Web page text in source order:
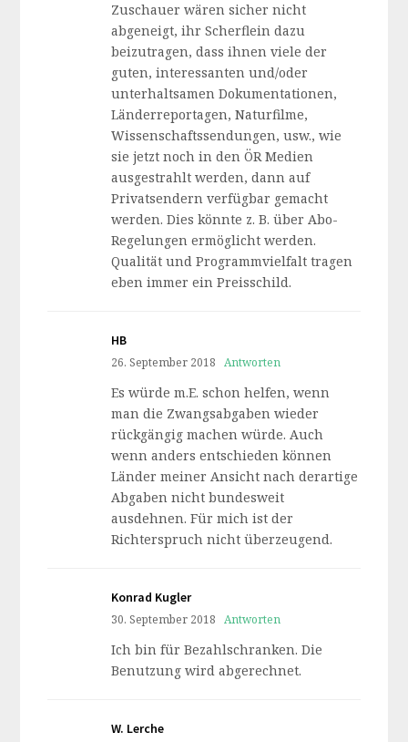
Zuschauer wären sicher nicht
abgeneigt, ihr Scherflein dazu
beizutragen, dass ihnen viele der
guten, interessanten und/oder
unterhaltsamen Dokumentationen,
Länderreportagen, Naturfilme,
Wissenschaftssendungen, usw., wie
sie jetzt noch in den ÖR Medien
ausgestrahlt werden, dann auf
Privatsendern verfügbar gemacht
werden. Dies könnte z. B. über Abo-
Regelungen ermöglicht werden.
Qualität und Programmvielfalt tragen
eben immer ein Preisschild.
HB
26. September 2018 Antworten
Es würde m.E. schon helfen, wenn
man die Zwangsabgaben wieder
rückgängig machen würde. Auch
wenn anders entschieden können
Länder meiner Ansicht nach derartige
Abgaben nicht bundesweit
ausdehnen. Für mich ist der
Richterspruch nicht überzeugend.
Konrad Kugler
30. September 2018 Antworten
Ich bin für Bezahlschranken. Die
Benutzung wird abgerechnet.
W. Lerche